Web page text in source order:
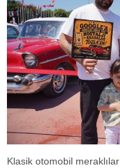
Klasik otomobil